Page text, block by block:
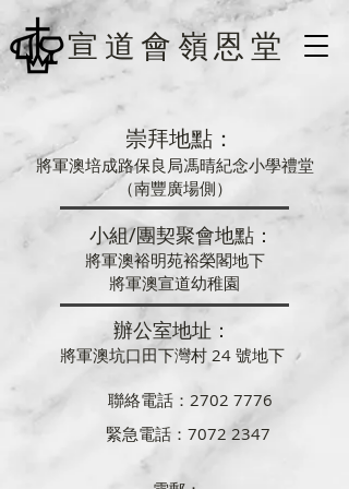
宣道會嶺恩堂
崇拜地點：
將軍澳培成路保良局馮晴紀念小學禮堂
（南豐廣場側）
小組/團契聚會地點：
將軍澳裕明苑裕榮閣地下
將軍澳宣道幼稚園
辦公室地址：
將軍澳坑口田下灣村 24 號地下
聯絡電話：2702 7776
緊急電話：7072 2347